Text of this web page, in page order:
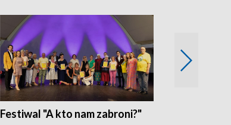
Festiwal "A kto nam zabroni?"